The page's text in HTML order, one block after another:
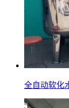
全自动软化